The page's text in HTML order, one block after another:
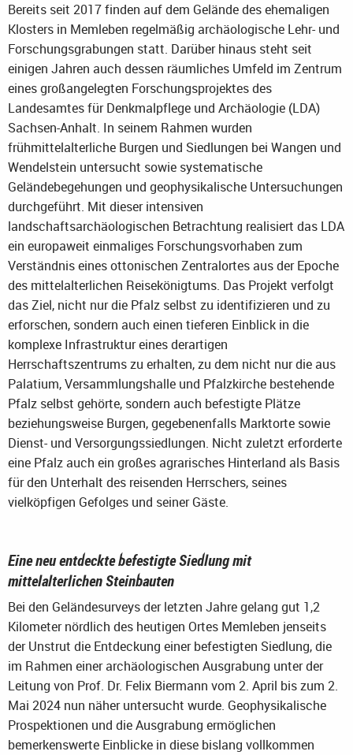
Bereits seit 2017 finden auf dem Gelände des ehemaligen
Klosters in Memleben regelmäßig archäologische Lehr- und
Forschungsgrabungen statt. Darüber hinaus steht seit
einigen Jahren auch dessen räumliches Umfeld im Zentrum
eines großangelegten Forschungsprojektes des
Landesamtes für Denkmalpflege und Archäologie (LDA)
Sachsen-Anhalt. In seinem Rahmen wurden
frühmittelalterliche Burgen und Siedlungen bei Wangen und
Wendelstein untersucht sowie systematische
Geländebegehungen und geophysikalische Untersuchungen
durchgeführt. Mit dieser intensiven
landschaftsarchäologischen Betrachtung realisiert das LDA
ein europaweit einmaliges Forschungsvorhaben zum
Verständnis eines ottonischen Zentralortes aus der Epoche
des mittelalterlichen Reisekönigtums. Das Projekt verfolgt
das Ziel, nicht nur die Pfalz selbst zu identifizieren und zu
erforschen, sondern auch einen tieferen Einblick in die
komplexe Infrastruktur eines derartigen
Herrschaftszentrums zu erhalten, zu dem nicht nur die aus
Palatium, Versammlungshalle und Pfalzkirche bestehende
Pfalz selbst gehörte, sondern auch befestigte Plätze
beziehungsweise Burgen, gegebenenfalls Marktorte sowie
Dienst- und Versorgungssiedlungen. Nicht zuletzt erforderte
eine Pfalz auch ein großes agrarisches Hinterland als Basis
für den Unterhalt des reisenden Herrschers, seines
vielköpfigen Gefolges und seiner Gäste.
Eine neu entdeckte befestigte Siedlung mit
mittelalterlichen Steinbauten
Bei den Geländesurveys der letzten Jahre gelang gut 1,2
Kilometer nördlich des heutigen Ortes Memleben jenseits
der Unstrut die Entdeckung einer befestigten Siedlung, die
im Rahmen einer archäologischen Ausgrabung unter der
Leitung von Prof. Dr. Felix Biermann vom 2. April bis zum 2.
Mai 2024 nun näher untersucht wurde. Geophysikalische
Prospektionen und die Ausgrabung ermöglichen
bemerkenswerte Einblicke in diese bislang vollkommen